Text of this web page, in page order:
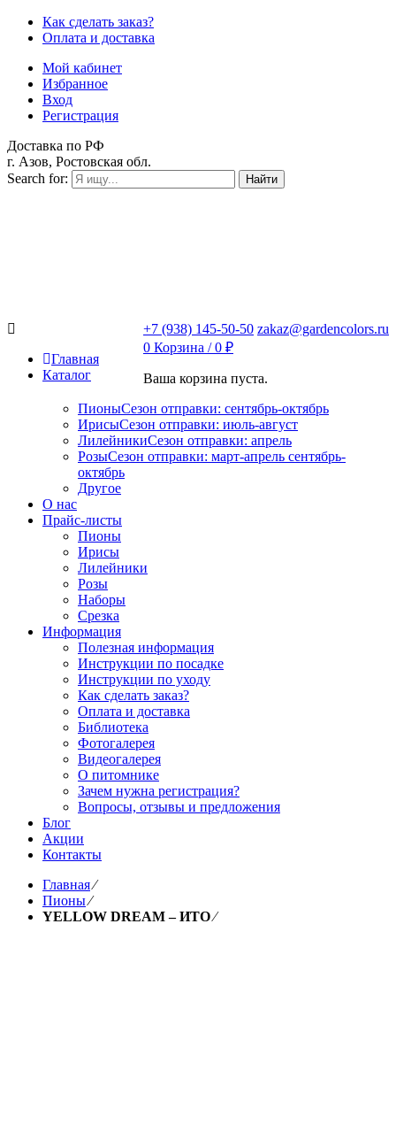
Как сделать заказ?
Оплата и доставка
Мой кабинет
Избранное
Вход
Регистрация
Доставка по РФ
г. Азов, Ростовская обл.
Search for:
Найти
+7 (938) 145-50-50 zakaz@gardencolors.ru
0 Корзина /0 ₽
Ваша корзина пуста.
Главная
Каталог
ПионыСезон отправки: сентябрь-октябрь
ИрисыСезон отправки: июль-август
ЛилейникиСезон отправки: апрель
РозыСезон отправки: март-апрель сентябрь-
октябрь
Другое
О нас
Прайс-листы
Пионы
Ирисы
Лилейники
Розы
Наборы
Срезка
Информация
Полезная информация
Инструкции по посадке
Инструкции по уходу
Как сделать заказ?
Оплата и доставка
Библиотека
Фотогалерея
Видеогалерея
О питомнике
Зачем нужна регистрация?
Вопросы, отзывы и предложения
Блог
Акции
Контакты
Главная⁄
Пионы⁄
YELLOW DREAM – ИТО⁄